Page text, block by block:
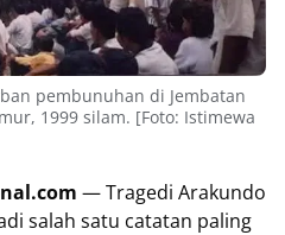
pembunuhan di Jembatan
1999 silam. [Foto: Istimewa
— Tragedi Arakundo
salah satu catatan paling